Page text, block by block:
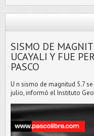
SISMO DE
UCAYALI Y FUE
PASCO
U n sismo de magnitud 5.7
julio, informó el Instituto